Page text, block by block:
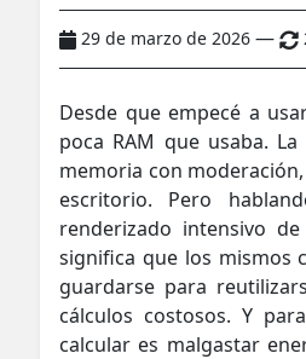
29 de marzo de 2026 —
Desde que empecé a
poca RAM que usaba.
memoria con
escritorio. Pero
renderizado intensivo
significa que los mismos
guardarse para
cálculos costosos. Y
calcular es malgastar